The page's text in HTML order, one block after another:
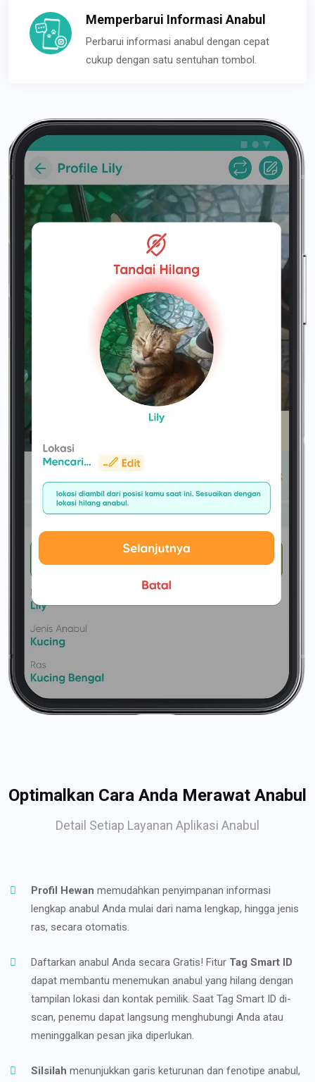
Memperbarui Informasi Anabul
Perbarui informasi anabul dengan cepat
cukup dengan satu sentuhan tombol.
Optimalkan Cara Anda Merawat Anabul
Detail Setiap Layanan Aplikasi Anabul
Profil Hewan memudahkan penyimpanan informasi
lengkap anabul Anda mulai dari nama lengkap, hingga jenis
ras, secara otomatis.
Daftarkan anabul Anda secara Gratis! Fitur Tag Smart ID
dapat membantu menemukan anabul yang hilang dengan
tampilan lokasi dan kontak pemilik. Saat Tag Smart ID di-
scan, penemu dapat langsung menghubungi Anda atau
meninggalkan pesan jika diperlukan.
Silsilah menunjukkan garis keturunan dan fenotipe anabul,